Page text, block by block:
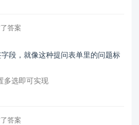
答案
段，就像这种提问表单里的问题标
多选即可实现
答案